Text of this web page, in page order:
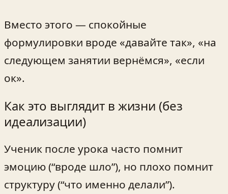
Вместо этого — спокойные
формулировки вроде «давайте так», «на
следующем занятии вернёмся», «если
ок».
Как это выглядит в жизни (без
идеализации)
Ученик после урока часто помнит
эмоцию (“вроде шло”), но плохо помнит
структуру (“что именно делали”).